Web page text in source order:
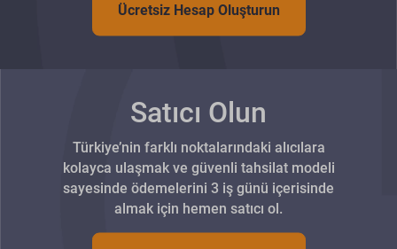
Ücretsiz Hesap Oluşturun
Satıcı Olun
Türkiye’nin farklı noktalarındaki alıcılara
kolayca ulaşmak ve güvenli tahsilat modeli
sayesinde ödemelerini 3 iş günü içerisinde
almak için hemen satıcı ol.